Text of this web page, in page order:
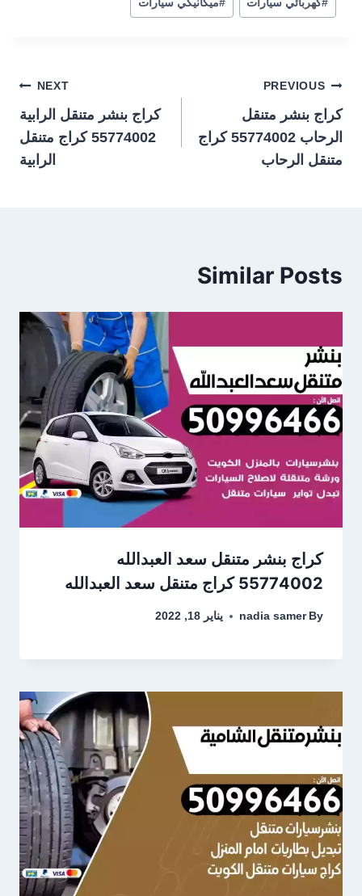
#كهربائي سيارات #ميكانيكي سيارات
تصفّح
المقالات
PREVIOUS
كراج بنشر متنقل
الرحاب 55774002‬ كراج
متنقل الرحاب
NEXT
كراج بنشر متنقل الرابية
55774002‬ كراج متنقل
الرابية
Similar Posts
كراج بنشر متنقل سعد العبدالله
55774002‬ كراج متنقل سعد العبدالله
By
nadia samer يناير 18, 2022